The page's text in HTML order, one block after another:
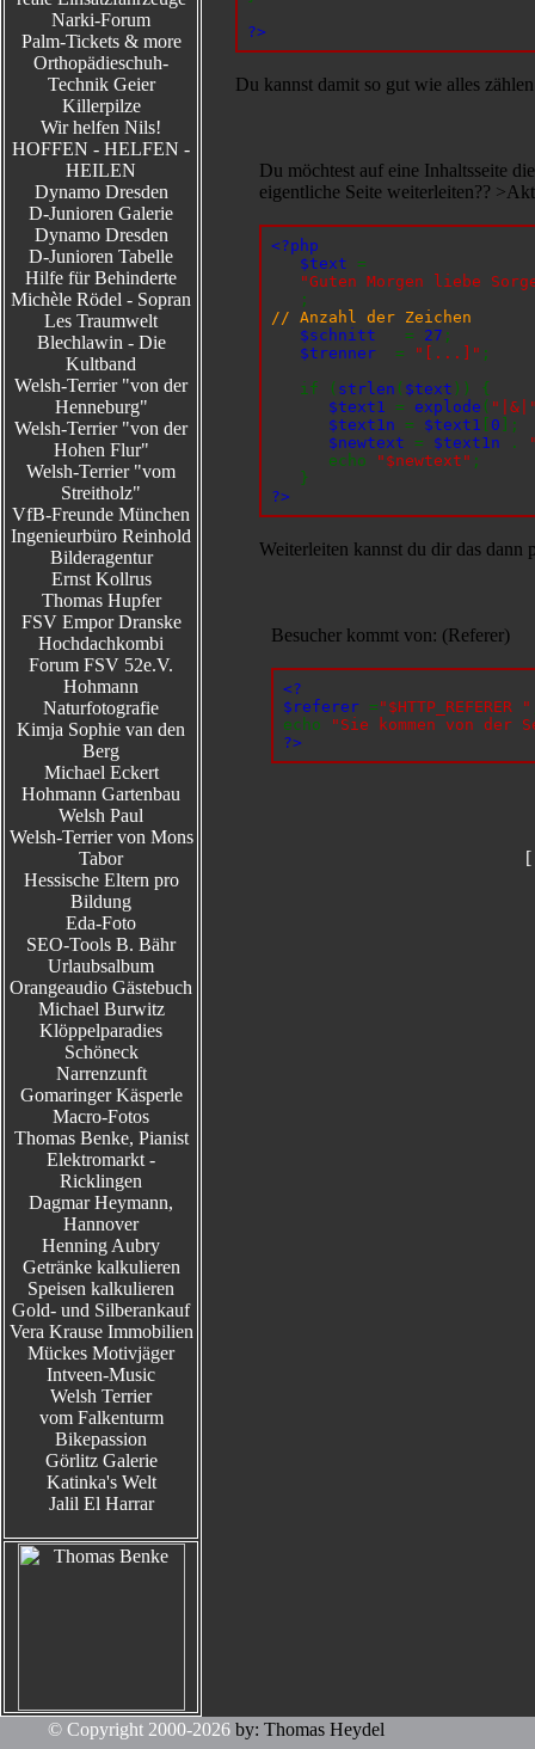
Narki-Forum
Palm-Tickets & more
Orthopädieschuh-
Technik Geier
Killerpilze
Wir helfen Nils!
HOFFEN - HELFEN -
HEILEN
Dynamo Dresden
D-Junioren Galerie
Dynamo Dresden
D-Junioren Tabelle
Hilfe für Behinderte
Michèle Rödel - Sopran
Les Traumwelt
Blechlawin - Die
Kultband
Welsh-Terrier "von der
Henneburg"
Welsh-Terrier "von der
Hohen Flur"
Welsh-Terrier "vom
Streitholz"
VfB-Freunde München
Ingenieurbüro Reinhold
Bilderagentur
Ernst Kollrus
Thomas Hupfer
FSV Empor Dranske
Hochdachkombi
Forum FSV 52e.V.
Hohmann
Naturfotografie
Kimja Sophie van den
Berg
Michael Eckert
Hohmann Gartenbau
Welsh Paul
Welsh-Terrier von Mons
Tabor
Hessische Eltern pro
Bildung
Eda-Foto
SEO-Tools B. Bähr
Urlaubsalbum
Orangeaudio Gästebuch
Michael Burwitz
Klöppelparadies
Schöneck
Narrenzunft
Gomaringer Käsperle
Macro-Fotos
Thomas Benke, Pianist
Elektromarkt -
Ricklingen
Dagmar Heymann,
Hannover
Henning Aubry
Getränke kalkulieren
Speisen kalkulieren
Gold- und Silberankauf
Vera Krause Immobilien
Mückes Motivjäger
Intveen-Music
Welsh Terrier
vom Falkenturm
Bikepassion
Görlitz Galerie
Katinka's Welt
Jalil El Harrar
?>
Du kannst damit so gut wie alles
Du möchtest auf eine Inhaltsseite
eigentliche Seite weiterleiten??
<?php
$text =
"Guten Morgen liebe
;
// Anzahl der Zeichen
$schnitt = 27 ;
$trenner = "[...]" ;
if ( strlen ( $text )) {
$text1 = explode (
$text1n = $text1 0 ];
$newtext = $text1n .
echo
"$newtext" ;
}
?>
Weiterleiten kannst du dir das dann
Besucher kommt von: (Referer)
<?
$referer = "$HTTP_REFERER "
echo
"Sie kommen von
?>
[
© Copyright 2000-2026 by: Thomas Heydel